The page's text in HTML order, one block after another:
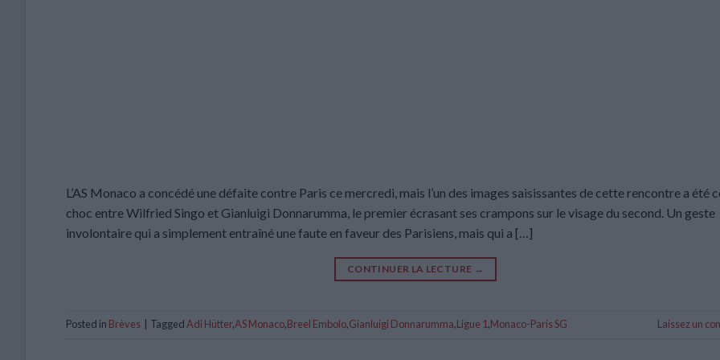
L’AS Monaco a concédé une défaite contre Paris ce mercredi, mais l’un des images saisissantes de cette rencontre a été
choc entre Wilfried Singo et Gianluigi Donnarumma, le premier écrasant ses crampons sur le visage du second. Un geste
involontaire qui a simplement entraîné une faute en faveur des Parisiens, mais qui a […]
CONTINUER LA LECTURE →
Posted in Brèves TaggedAdi Hütter,AS Monaco,Breel Embolo,Gianluigi Donnarumma,Ligue 1,Monaco-Paris SG Laissez un